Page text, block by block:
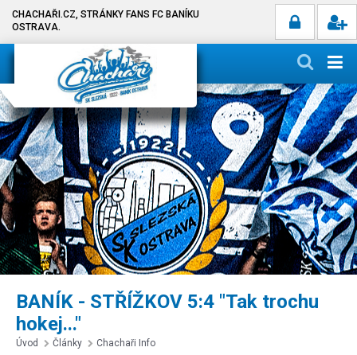
CHACHAŘI.CZ, STRÁNKY FANS FC BANÍKU
OSTRAVA.
BANÍK - STŘÍŽKOV 5:4 "Tak trochu
hokej..."
Úvod Články
Chachaři Info